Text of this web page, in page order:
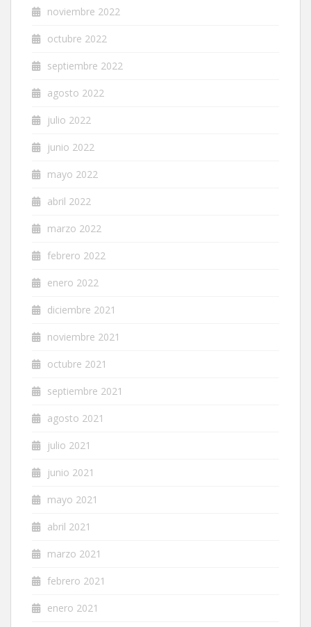
noviembre 2022
octubre 2022
septiembre 2022
agosto 2022
julio 2022
junio 2022
mayo 2022
abril 2022
marzo 2022
febrero 2022
enero 2022
diciembre 2021
noviembre 2021
octubre 2021
septiembre 2021
agosto 2021
julio 2021
junio 2021
mayo 2021
abril 2021
marzo 2021
febrero 2021
enero 2021